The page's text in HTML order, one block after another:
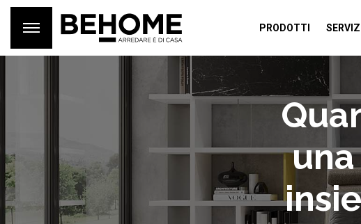
PRODOTTI SERVIZI